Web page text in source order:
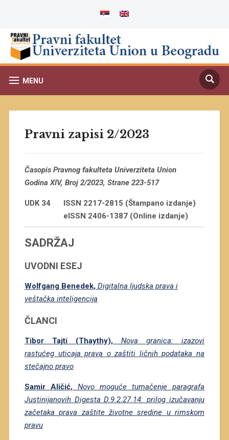
MENU
Pravni zapisi 2/2023
Časopis Pravnog fakulteta Univerziteta Union
Godina XIV, Broj 2/2023, Strane 223-517
UDK 34
ISSN 2217-2815 (Štampano izdanje)
eISSN 2406-1387 (Online izdanje)
SADRŽAJ
UVODNI ESEJ
Wolfgang Benedek, Digitalna ljudska prava i
veštačka inteligencija
ČLANCI
Tibor Tajti (Thaythy), Nova granica: izazovi
rastućeg uticaja prava o zaštiti ličnih podataka na
stečajno pravo
Samir Aličić, Novo moguće tumačenje paragrafa
Justinijanovih Digesta D.9.2.27.14: prilog izučavanju
začetaka prava zaštite životne sredine u rimskom
pravu